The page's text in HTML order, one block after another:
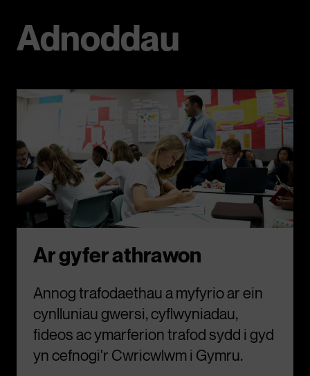
Adnoddau
Ar gyfer athrawon
Annog trafodaethau a myfyrio ar ein
cynlluniau gwersi, cyflwyniadau,
fideos ac ymarferion trafod sydd i gyd
yn cefnogi'r Cwricwlwm i Gymru.